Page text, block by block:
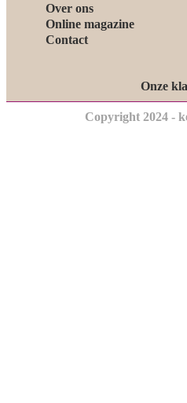
Over ons
Online magazine
Contact
Onze
Copyright 2024 -